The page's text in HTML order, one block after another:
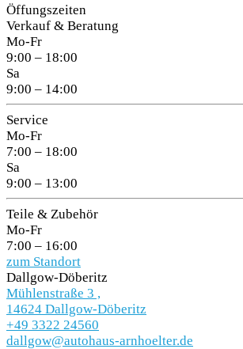
Öffungszeiten
Verkauf & Beratung
Mo-Fr
9:00 – 18:00
Sa
9:00 – 14:00
Service
Mo-Fr
7:00 – 18:00
Sa
9:00 – 13:00
Teile & Zubehör
Mo-Fr
7:00 – 16:00
zum Standort
Dallgow-Döberitz
Mühlenstraße 3 ,
14624 Dallgow-Döberitz
+49 3322 24560
dallgow@autohaus-arnhoelter.de